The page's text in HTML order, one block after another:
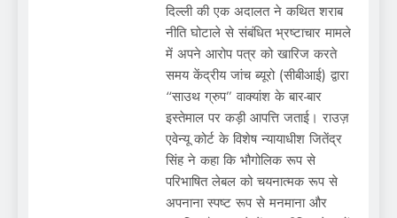
दिल्ली की एक अदालत ने कथित शराब
नीति घोटाले से संबंधित भ्रष्टाचार मामले
में अपने आरोप पत्र को खारिज करते
समय केंद्रीय जांच ब्यूरो (सीबीआई) द्वारा
“साउथ ग्रुप” वाक्यांश के बार-बार
इस्तेमाल पर कड़ी आपत्ति जताई। राउज़
एवेन्यू कोर्ट के विशेष न्यायाधीश जितेंद्र
सिंह ने कहा कि भौगोलिक रूप से
परिभाषित लेबल को चयनात्मक रूप से
अपनाना स्पष्ट रूप से मनमाना और